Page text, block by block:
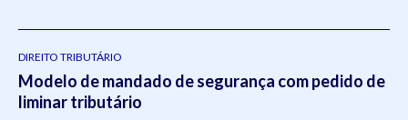
DIREITO TRIBUTÁRIO
Modelo de mandado de segurança com pedido de
liminar tributário